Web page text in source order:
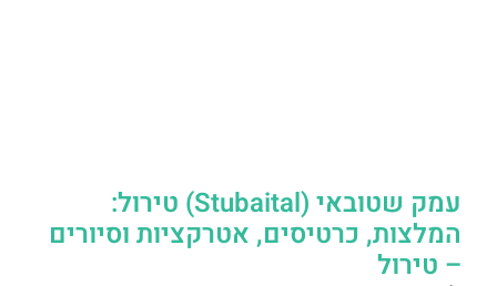
עמק שטובאי (Stubaital) טירול:
המלצות, כרטיסים, אטרקציות וסיורים
– טירול